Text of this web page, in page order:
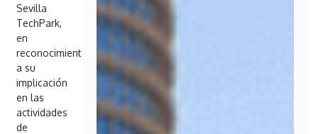
Sevilla
TechPark,
en
reconocimiento
a su
implicación
en las
actividades
de